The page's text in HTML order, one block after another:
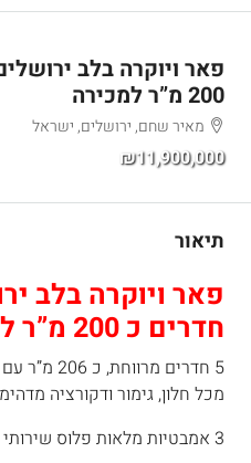
200 מ”ר למכירה
מאיר שחם, ירושלים, ישראל
₪11,900,000
תיאור
חדרים כ 200 מ”ר למכירה
מכל חלון, גימור ודקורציה
3 אמבטיות מלאות פלוס שירותי אורחים